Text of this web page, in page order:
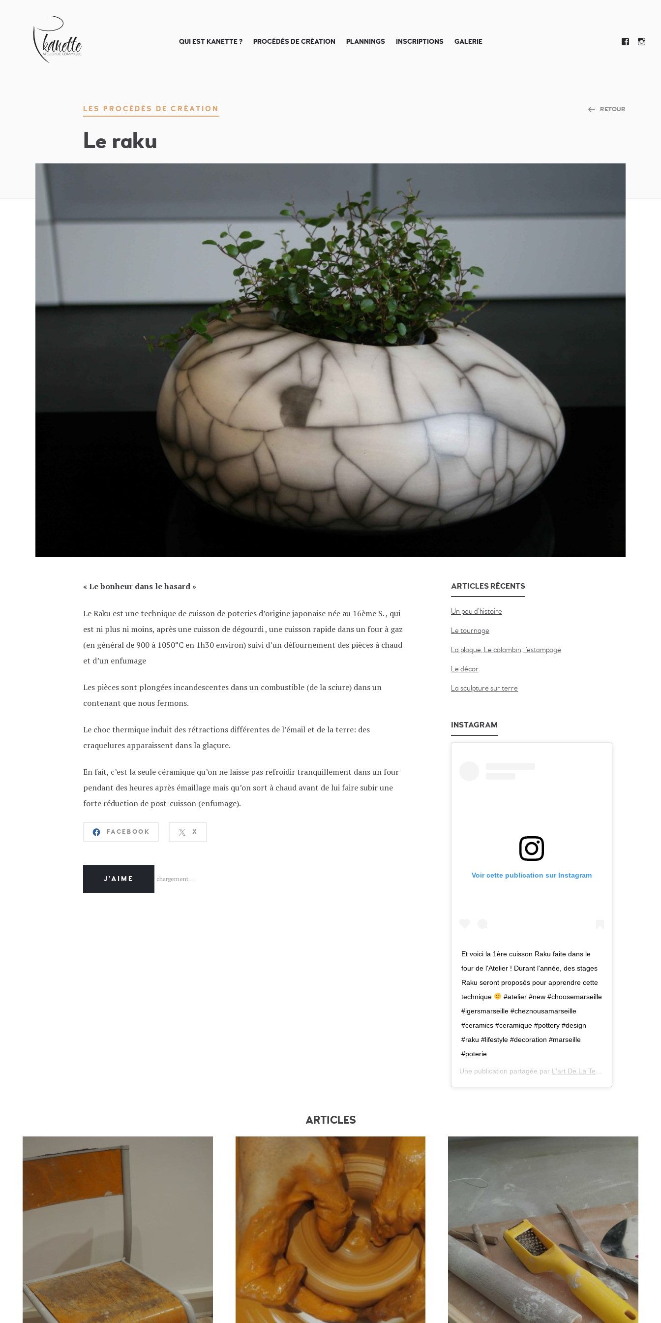
QUI EST KANETTE ? PROCÉDÉS DE CRÉATION PLANNINGS INSCRIPTIONS GALERIE
LES PROCÉDÉS DE CRÉATION
Le raku
RETOUR
« Le bonheur dans le hasard »
Le Raku est une technique de cuisson de poteries d’origine japonaise née au 16ème S. , qui
est ni plus ni moins, après une cuisson de dégourdi , une cuisson rapide dans un four à gaz
(en général de 900 à 1050°C en 1h30 environ) suivi d’un défournement des pièces à chaud
et d’un enfumage
Les pièces sont plongées incandescentes dans un combustible (de la sciure) dans un
contenant que nous fermons.
Le choc thermique induit des rétractions différentes de l’émail et de la terre: des
craquelures apparaissent dans la glaçure.
En fait, c’est la seule céramique qu’on ne laisse pas refroidir tranquillement dans un four
pendant des heures après émaillage mais qu’on sort à chaud avant de lui faire subir une
forte réduction de post-cuisson (enfumage).
FACEBOOK X
J’AIME chargement…
ARTICLES
ARTICLES RÉCENTS
Un peu d’histoire
Le tournage
La plaque, Le colombin, l’estampage
Le décor
La sculpture sur terre
INSTAGRAM
Voir cette publication sur Instagram
Et voici la 1ère cuisson Raku faite dans le
four de l'Atelier ! Durant l'année, des stages
Raku seront proposés pour apprendre cette
technique
#atelier #new #choosemarseille
#igersmarseille #cheznousamarseille
#ceramics #ceramique #pottery #design
#raku #lifestyle #decoration #marseille
#poterie
Une publication partagée par L'art De La Terre By Kanette